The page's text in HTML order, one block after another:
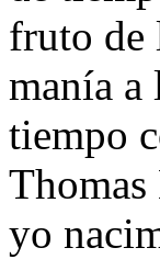
fruto de
manía a
tiempo
Thomas
yo